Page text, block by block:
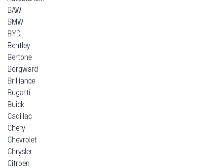
BAW
BMW
BYD
Bentley
Bertone
Borgward
Brilliance
Bugatti
Buick
Cadillac
Chery
Chevrolet
Chrysler
Citroen